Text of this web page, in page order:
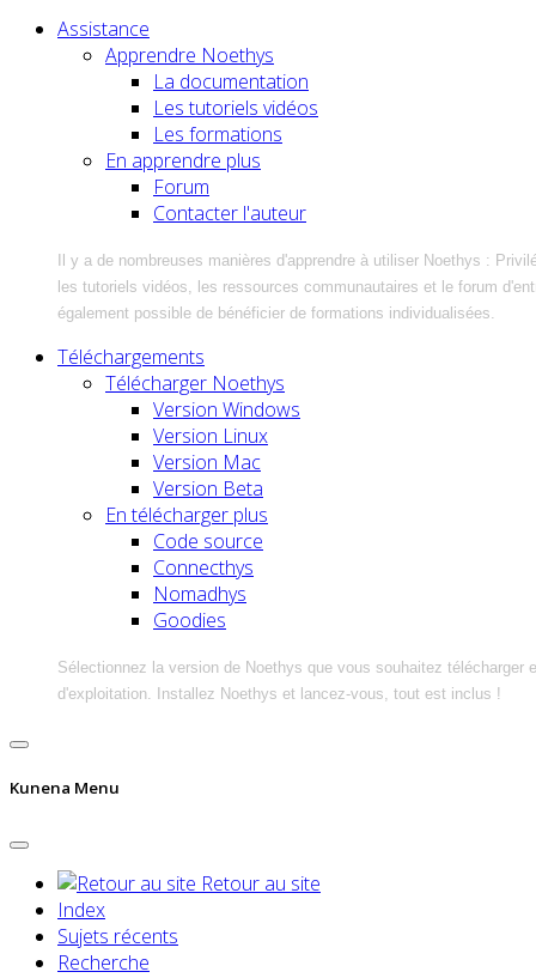
Assistance
Apprendre Noethys
La documentation
Les tutoriels vidéos
Les formations
En apprendre plus
Forum
Contacter l'auteur
Il y a de nombreuses manières d'apprendre à utiliser Noethys :
les tutoriels vidéos, les ressources communautaires et le forum
également possible de bénéficier de formations individualisées.
Téléchargements
Télécharger Noethys
Version Windows
Version Linux
Version Mac
Version Beta
En télécharger plus
Code source
Connecthys
Nomadhys
Goodies
Sélectionnez la version de Noethys que vous souhaitez télécharger
d'exploitation. Installez Noethys et lancez-vous, tout est inclus !
Kunena Menu
Retour au site
Index
Sujets récents
Recherche